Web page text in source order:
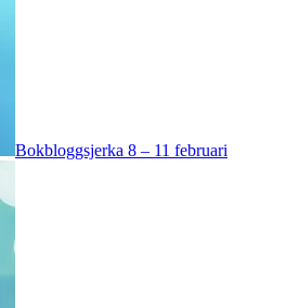
Bokbloggsjerka 8 – 11 februari